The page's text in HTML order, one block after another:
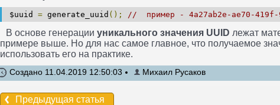
$uuid = generate_uuid (); // пример - 4a27ab2e-ae70-419f-
В основе генерации уникального значения UUID лежат
примере выше. Но для нас самое главное, что получаемое
использовать его на практике.
Создано 11.04.2019 12:50:03 Михаил Русаков
Предыдущая статья